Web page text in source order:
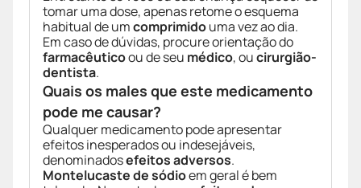
tomar uma dose, apenas retome o esquema
habitual de umcomprimidouma vez ao dia.
Em caso de dúvidas, procure orientação do
farmacêuticoou de seu médico, oucirurgião-
dentista.
Quais os males que este medicamento
pode me causar?
Qualquer medicamento pode apresentar
efeitos inesperados ou indesejáveis,
denominadosefeitos adversos.
Montelucaste de sódioem geral é bem